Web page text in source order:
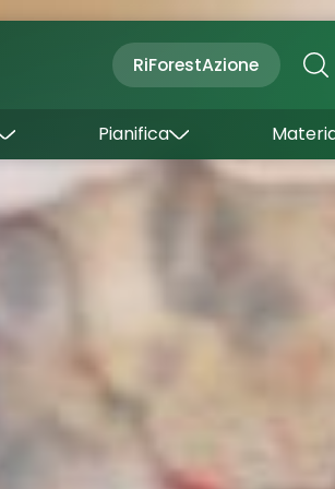
RiForestAzione
Con bambini
Inverno
Estate
Pianifica
Dove dormire
Come arrivare
Come muoversi
Wishlist